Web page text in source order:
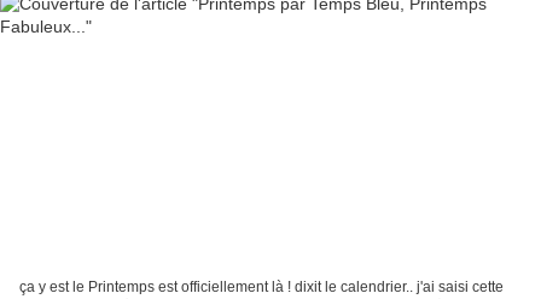
ça y est le Printemps est officiellement là ! dixit le calendrier.. j'ai saisi cette